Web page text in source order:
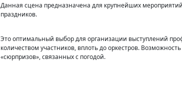
Данная сцена предназначена для крупнейших
праздников.
Это оптимальный выбор для организации выступлений
количеством участников, вплоть до оркестров.
«сюрпризов», связанных с погодой.